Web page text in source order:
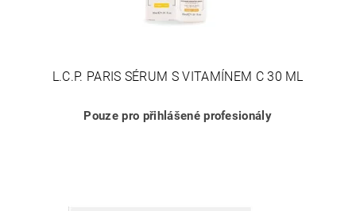
L.C.P. PARIS SÉRUM S VITAMÍNEM C 30 ML
Pouze pro přihlášené profesionály